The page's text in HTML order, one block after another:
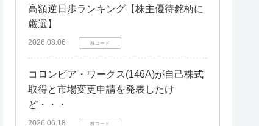
高額逆日歩ランキング【株主優待銘柄に
厳選】
2026.08.06 株コード
コロンビア・ワークス(146A)が自己株式
取得と市場変更申請を発表したけ
ど・・・
2026.06.18 株コード